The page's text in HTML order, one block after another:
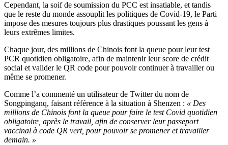
Cependant, la soif de soumission du PCC est insatiable, et tandis
que le reste du monde assouplit les politiques de Covid-19, le Parti
impose des mesures toujours plus drastiques poussant les gens à
leurs extrêmes limites.
Chaque jour, des millions de Chinois font la queue pour leur test
PCR quotidien obligatoire, afin de maintenir leur score de crédit
social et valider le QR code pour pouvoir continuer à travailler ou
même se promener.
Comme l’a commenté un utilisateur de Twitter du nom de
Songpinganq, faisant référence à la situation à Shenzen : « Des
millions de Chinois font la queue pour faire le test Covid quotidien
obligatoire, après le travail, afin de conserver leur passeport
vaccinal à code QR vert, pour pouvoir se promener et travailler
demain. »